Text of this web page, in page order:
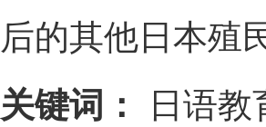
后的其他日本殖
关键词：
日语